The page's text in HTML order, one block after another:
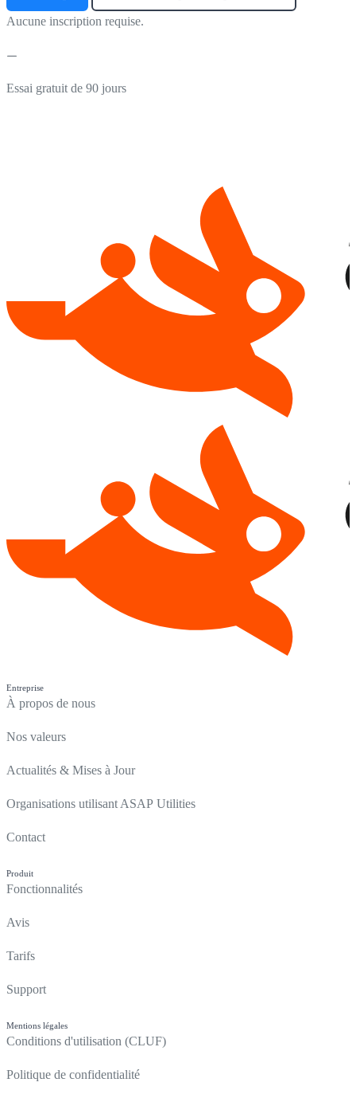
Aucune inscription requise.
Essai gratuit de 90 jours
Entreprise
À propos de nous
Nos valeurs
Actualités & Mises à Jour
Organisations utilisant ASAP Utilities
Contact
Produit
Fonctionnalités
Avis
Tarifs
Support
Mentions légales
Conditions d'utilisation (CLUF)
Politique de confidentialité